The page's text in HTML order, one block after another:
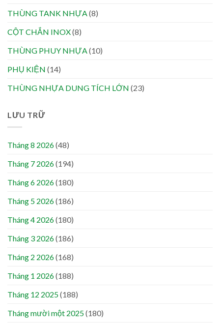
THÙNG TANK NHỰA(8)
CỘT CHẮN INOX(8)
THÙNG PHUY NHỰA(10)
PHỤ KIỆN (14)
THÙNG NHỰA DUNG TÍCH LỚN (23)
LƯU TRỮ
Tháng 8 2026(48)
Tháng 7 2026(194)
Tháng 6 2026(180)
Tháng 5 2026(186)
Tháng 4 2026(180)
Tháng 3 2026(186)
Tháng 2 2026(168)
Tháng 1 2026(188)
Tháng 12 2025(188)
Tháng mười một 2025(180)